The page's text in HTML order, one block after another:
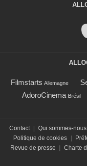
Filmstarts Allemagne
AdoroCinema Brésil
Contact | Qui sommes-nous
Politique de cookies |
Revue de presse
| Charte